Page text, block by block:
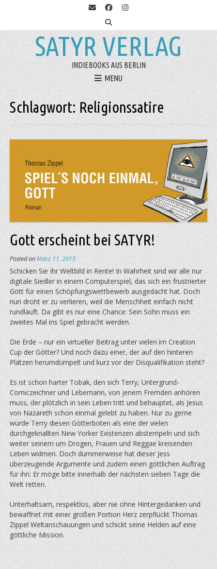
SATYR VERLAG
INDIEBOOKS AUS BERLIN
MENU
Schlagwort:Religionssatire
Gott erscheint bei SATYR!
Posted onMärz 11, 2015
Schicken Sie Ihr Weltbild in Rente! In Wahrheit sind wir alle nur
digitale Siedler in einem Computerspiel, das sich ein frustrierter
Gott für einen Schöpfungswettbewerb ausgedacht hat. Doch
nun droht er zu verlieren, weil die Menschheit einfach nicht
rundläuft. Da gibt es nur eine Chance: Sein Sohn muss ein
zweites Mal ins Spiel gebracht werden.
Die Erde – nur ein virtueller Beitrag unter vielen im Creation
Cup der Götter? Und noch dazu einer, der auf den hinteren
Plätzen herumdümpelt und kurz vor der Disqualifikation steht?
Es ist schon harter Tobak, den sich Terry, Untergrund-
Comiczeichner und Lebemann, von jenem Fremden anhören
muss, der plötzlich in sein Leben tritt und behauptet, als Jesus
von Nazareth schon einmal gelebt zu haben. Nur zu gerne
würde Terry diesen Götterboten als eine der vielen
durchgeknallten New Yorker Existenzen abstempeln und sich
weiter seinem um Drogen, Frauen und Reggae kreisenden
Leben widmen. Doch dummerweise hat dieser Jess
überzeugende Argumente und zudem einen göttlichen Auftrag
für ihn: Er möge bitte innerhalb der nächsten sieben Tage die
Welt retten.
Unterhaltsam, respektlos, aber nie ohne Hintergedanken und
bewaffnet mit einer großen Portion Herz zerpflückt Thomas
Zippel Weltanschauungen und schickt seine Helden auf eine
göttliche Mission.